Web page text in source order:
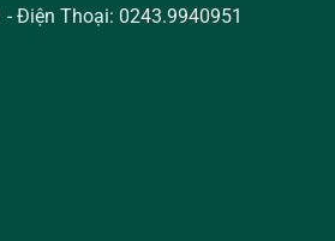
- Điện Thoại: 0243.9940951